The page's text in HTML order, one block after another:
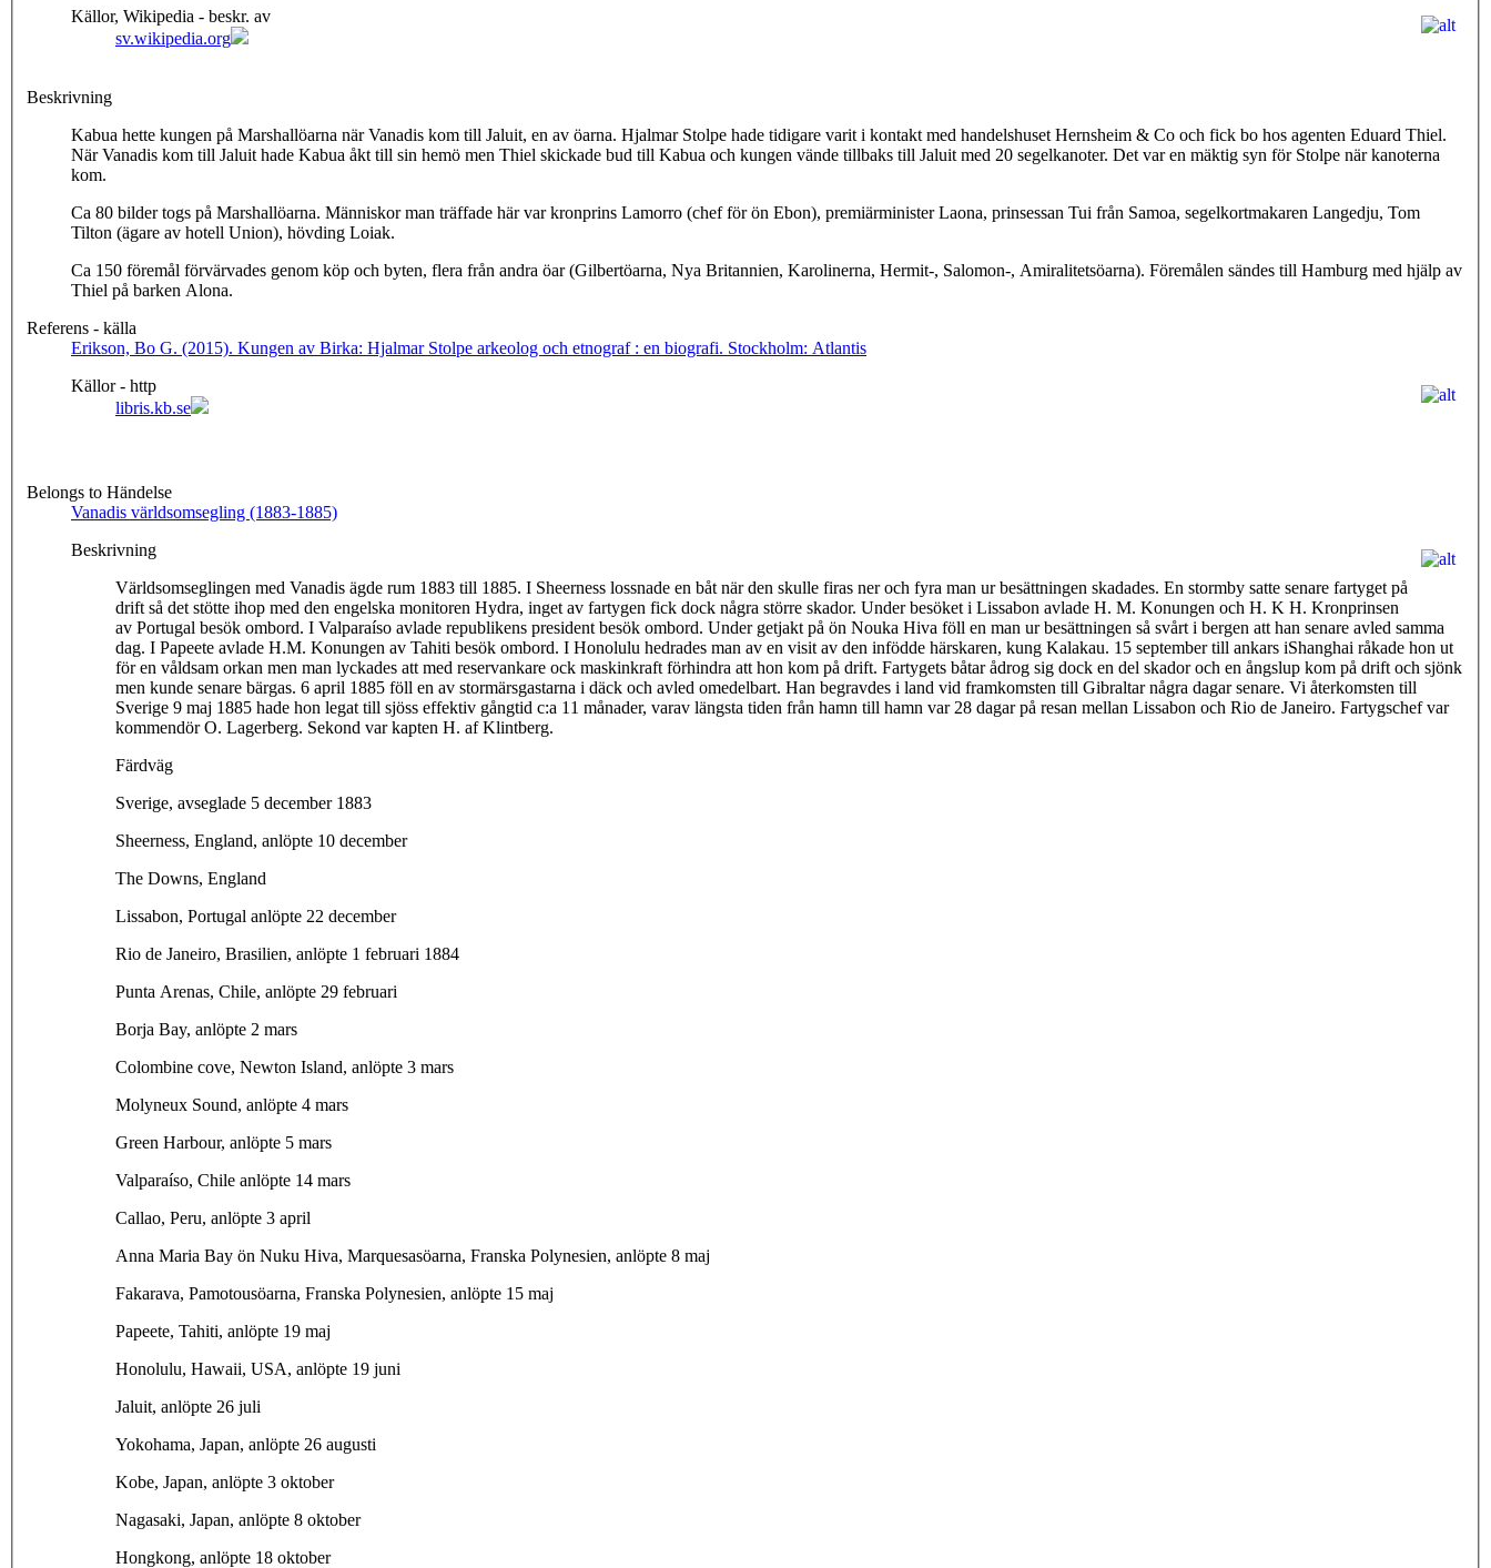
Källor, Wikipedia - beskr. av
sv.wikipedia.org
Beskrivning
Kabua hette kungen på Marshallöarna när Vanadis kom till Jaluit, en av öarna. Hjalmar Stolpe hade tidigare varit i kontakt med handelshuset Hernsheim & Co och fick bo hos agenten Eduard Thiel.
När Vanadis kom till Jaluit hade Kabua åkt till sin hemö men Thiel skickade bud till Kabua och kungen vände tillbaks till Jaluit med 20 segelkanoter. Det var en mäktig syn för Stolpe när kanoterna
kom.
Ca 80 bilder togs på Marshallöarna. Människor man träffade här var kronprins Lamorro (chef för ön Ebon), premiärminister Laona, prinsessan Tui från Samoa, segelkortmakaren Langedju, Tom
Tilton (ägare av hotell Union), hövding Loiak.
Ca 150 föremål förvärvades genom köp och byten, flera från andra öar (Gilbertöarna, Nya Britannien, Karolinerna, Hermit-, Salomon-, Amiralitetsöarna). Föremålen sändes till Hamburg med hjälp av
Thiel på barken Alona.
Referens - källa
Erikson, Bo G. (2015). Kungen av Birka: Hjalmar Stolpe arkeolog och etnograf : en biografi. Stockholm: Atlantis
Källor - http
libris.kb.se
Belongs to Händelse
Vanadis världsomsegling (1883-1885)
Beskrivning
Världsomseglingen med Vanadis ägde rum 1883 till 1885. I Sheerness lossnade en båt när den skulle firas ner och fyra man ur besättningen skadades. En stormby satte senare fartyget på
drift så det stötte ihop med den engelska monitoren Hydra, inget av fartygen fick dock några större skador. Under besöket i Lissabon avlade H. M. Konungen och H. K H. Kronprinsen
av Portugal besök ombord. I Valparaíso avlade republikens president besök ombord. Under getjakt på ön Nouka Hiva föll en man ur besättningen så svårt i bergen att han senare avled samma
dag. I Papeete avlade H.M. Konungen av Tahiti besök ombord. I Honolulu hedrades man av en visit av den infödde härskaren, kung Kalakau. 15 september till ankars iShanghai råkade hon ut
för en våldsam orkan men man lyckades att med reservankare ock maskinkraft förhindra att hon kom på drift. Fartygets båtar ådrog sig dock en del skador och en ångslup kom på drift och sjönk
men kunde senare bärgas. 6 april 1885 föll en av stormärsgastarna i däck och avled omedelbart. Han begravdes i land vid framkomsten till Gibraltar några dagar senare. Vi återkomsten till
Sverige 9 maj 1885 hade hon legat till sjöss effektiv gångtid c:a 11 månader, varav längsta tiden från hamn till hamn var 28 dagar på resan mellan Lissabon och Rio de Janeiro. Fartygschef var
kommendör O. Lagerberg. Sekond var kapten H. af Klintberg.
Färdväg
Sverige, avseglade 5 december 1883
Sheerness, England, anlöpte 10 december
The Downs, England
Lissabon, Portugal anlöpte 22 december
Rio de Janeiro, Brasilien, anlöpte 1 februari 1884
Punta Arenas, Chile, anlöpte 29 februari
Borja Bay, anlöpte 2 mars
Colombine cove, Newton Island, anlöpte 3 mars
Molyneux Sound, anlöpte 4 mars
Green Harbour, anlöpte 5 mars
Valparaíso, Chile anlöpte 14 mars
Callao, Peru, anlöpte 3 april
Anna Maria Bay ön Nuku Hiva, Marquesasöarna, Franska Polynesien, anlöpte 8 maj
Fakarava, Pamotousöarna, Franska Polynesien, anlöpte 15 maj
Papeete, Tahiti, anlöpte 19 maj
Honolulu, Hawaii, USA, anlöpte 19 juni
Jaluit, anlöpte 26 juli
Yokohama, Japan, anlöpte 26 augusti
Kobe, Japan, anlöpte 3 oktober
Nagasaki, Japan, anlöpte 8 oktober
Hongkong, anlöpte 18 oktober